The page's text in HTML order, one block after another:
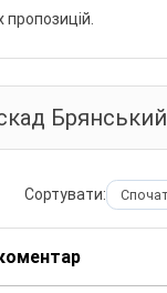
Брянський
Сортувати: